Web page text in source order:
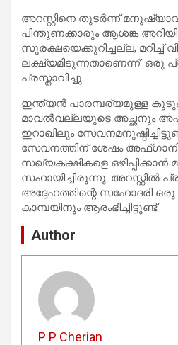
അറസ്റ്റിനെ തുടർന്ന്
പിന്തുണക്കാരും ആശങ്ക
സുരക്ഷയെക്കുറിച്ചല്ല, മറിച്ച്
ലക്ഷ്യമിടുന്നതാണെന്ന്’ ഒരു
പ്രസ്താവിച്ചു.
ഇന്ത്യൻ പാരമ്പര്യമുള്ള
മാവൽവല്ലയുടെ അച്ഛനും
ഇറാഖിലും
സേവനത്തിന് ശേഷം
സഖ്യകക്ഷികളെ
സഹായിച്ചിരുന്നു. അറസ്റ്റിൽ
അദ്ദേഹത്തിന്റെ സഹോദരി
കാമ്പയിനും ആരംഭിച്ചിട്ടുണ്ട്.
Author
P P Cherian